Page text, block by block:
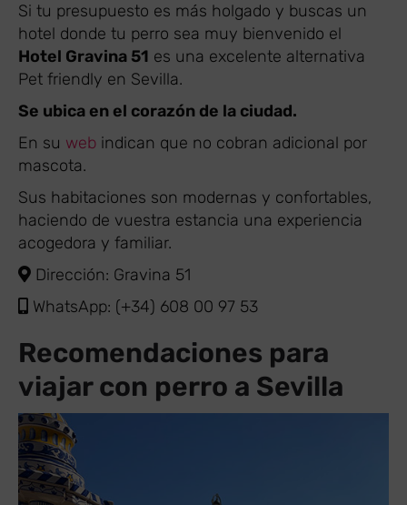
Si tu presupuesto es más holgado y buscas un
hotel donde tu perro sea muy bienvenido el
Hotel Gravina 51 es una excelente alternativa
Pet friendly en Sevilla.
Se ubica en el corazón de la ciudad.
En su web indican que no cobran adicional por
mascota.
Sus habitaciones son modernas y confortables,
haciendo de vuestra estancia una experiencia
acogedora y familiar.
Dirección: Gravina 51
WhatsApp: (+34) 608 00 97 53
Recomendaciones para
viajar con perro a Sevilla